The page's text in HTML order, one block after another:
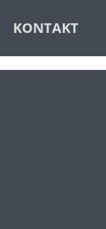
KONTAKT